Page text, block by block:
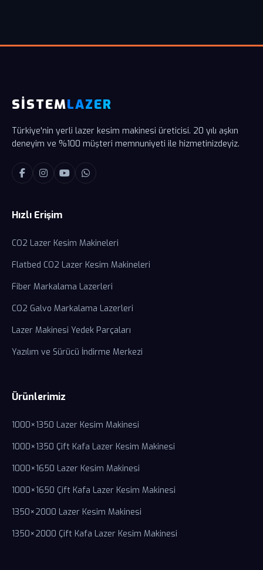
SİSTEMLAZER
Türkiye'nin yerli lazer kesim makinesi üreticisi. 20 yılı aşkın
deneyim ve %100 müşteri memnuniyeti ile hizmetinizdeyiz.
Hızlı Erişim
CO2 Lazer Kesim Makineleri
Flatbed CO2 Lazer Kesim Makineleri
Fiber Markalama Lazerleri
CO2 Galvo Markalama Lazerleri
Lazer Makinesi Yedek Parçaları
Yazılım ve Sürücü İndirme Merkezi
Ürünlerimiz
1000×1350 Lazer Kesim Makinesi
1000×1350 Çift Kafa Lazer Kesim Makinesi
1000×1650 Lazer Kesim Makinesi
1000×1650 Çift Kafa Lazer Kesim Makinesi
1350×2000 Lazer Kesim Makinesi
1350×2000 Çift Kafa Lazer Kesim Makinesi